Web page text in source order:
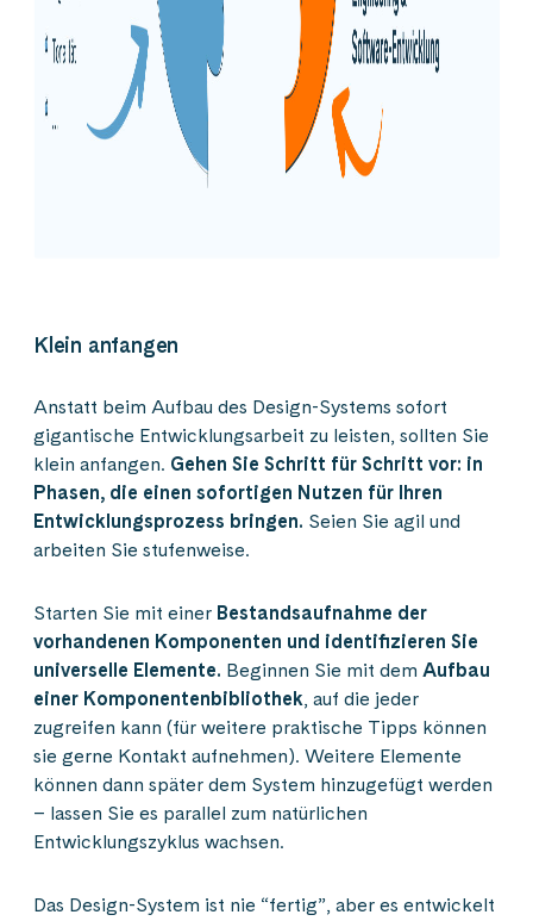
Klein anfangen
Anstatt beim Aufbau des Design-Systems sofort
gigantische Entwicklungsarbeit zu leisten, sollten Sie
klein anfangen. Gehen Sie Schritt für Schritt vor: in
Phasen, die einen sofortigen Nutzen für Ihren
Entwicklungsprozess bringen. Seien Sie agil und
arbeiten Sie stufenweise.
Starten Sie mit einer Bestandsaufnahme der
vorhandenen Komponenten und identifizieren Sie
universelle Elemente. Beginnen Sie mit dem Aufbau
einer Komponentenbibliothek, auf die jeder
zugreifen kann (für weitere praktische Tipps können
sie gerne Kontakt aufnehmen). Weitere Elemente
können dann später dem System hinzugefügt werden
– lassen Sie es parallel zum natürlichen
Entwicklungszyklus wachsen.
Das Design-System ist nie “fertig”, aber es entwickelt